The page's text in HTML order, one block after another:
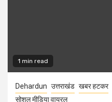
1 min read
Dehardun उत्तराखंड खबर हटकर
सोशल मीडिया वायरल